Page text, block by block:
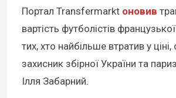
Портал Transfermarkt оновив
вартість футболістів
тих, хто найбільше втратив у
захисник збірної України та
Ілля Забарний.